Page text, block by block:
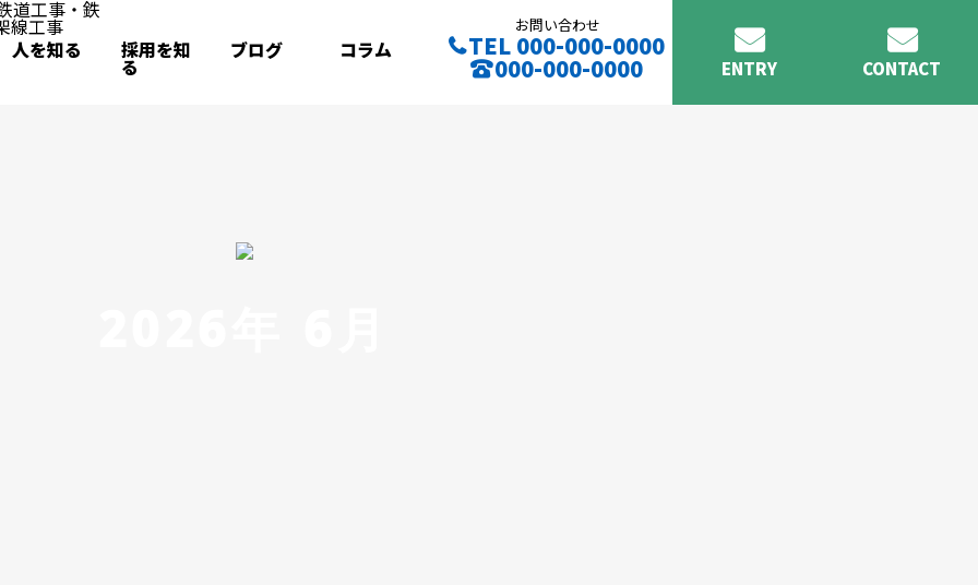
人を知る 採用を知
る
ブログ コラム
お問い合わせ
TEL 000-000-0000
000-000-0000 ENTRY CONTACT